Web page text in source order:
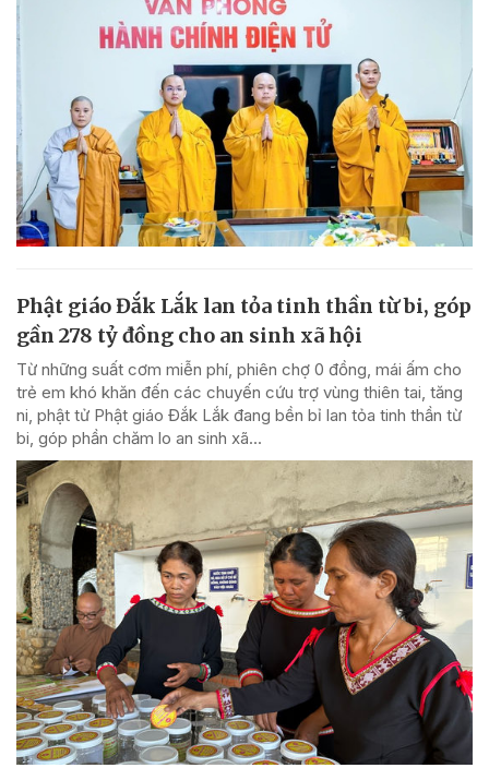
Phật giáo Đắk Lắk lan tỏa tinh thần từ bi, góp
gần 278 tỷ đồng cho an sinh xã hội
Từ những suất cơm miễn phí, phiên chợ 0 đồng, mái ấm cho
trẻ em khó khăn đến các chuyến cứu trợ vùng thiên tai, tăng
ni, phật tử Phật giáo Đắk Lắk đang bền bỉ lan tỏa tinh thần từ
bi, góp phần chăm lo an sinh xã...